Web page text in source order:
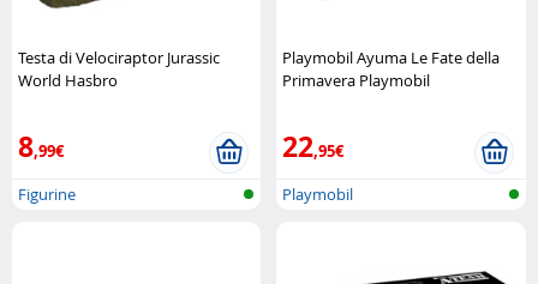
Testa di Velociraptor Jurassic
World Hasbro
8,99€
Figurine
Playmobil Ayuma Le Fate della
Primavera Playmobil
22,95€
Playmobil